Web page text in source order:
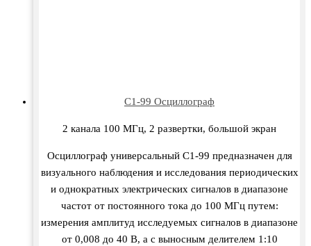
C1-99 Осциллограф
2 канала 100 МГц, 2 развертки, большой экран
Осциллограф универсальный C1-99 предназначен для
визу­ального наблюдения и исследования периодических
и однократ­ных электрических сигналов в диапазоне
частот от постоянно­го тока до 100 МГц путем:
измерения амплитуд исследуемых сигналов в диапазоне
от 0,008 до 40 В, а с выносным делителем 1:10